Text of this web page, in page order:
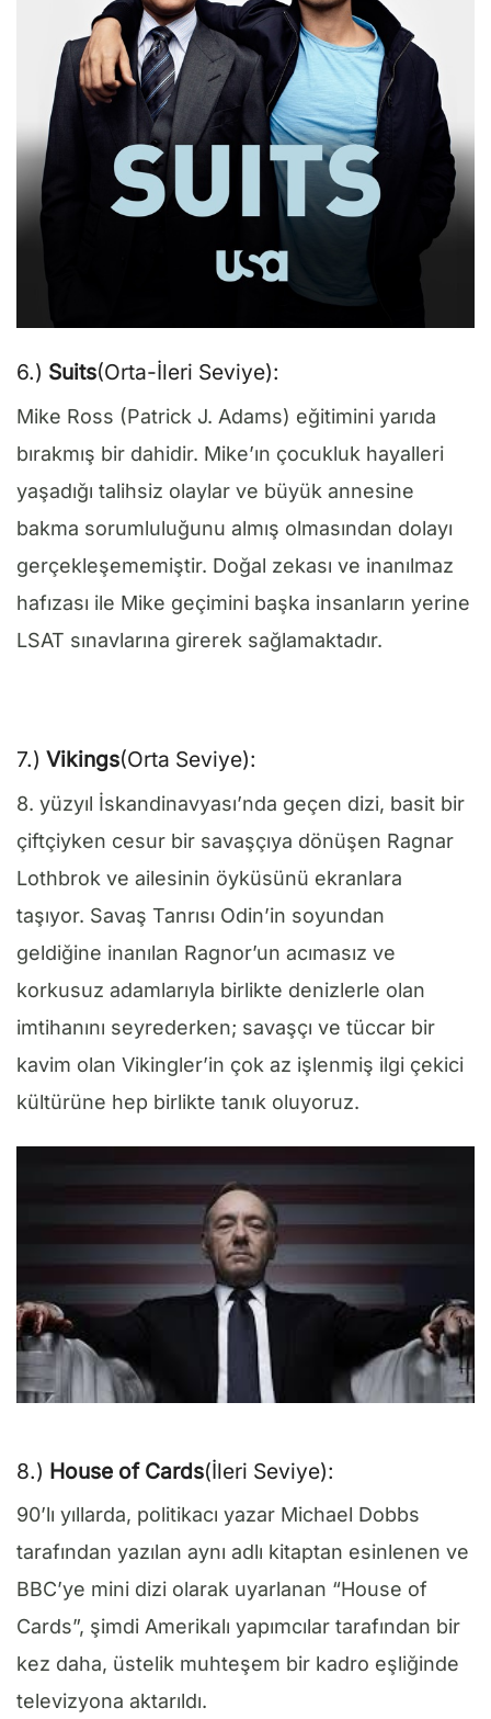
6.) Suits(Orta-İleri Seviye):
Mike Ross (Patrick J. Adams) eğitimini yarıda
bırakmış bir dahidir. Mike’ın çocukluk hayalleri
yaşadığı talihsiz olaylar ve büyük annesine
bakma sorumluluğunu almış olmasından dolayı
gerçekleşememiştir. Doğal zekası ve inanılmaz
hafızası ile Mike geçimini başka insanların yerine
LSAT sınavlarına girerek sağlamaktadır.
7.) Vikings(Orta Seviye):
8. yüzyıl İskandinavyası’nda geçen dizi, basit bir
çiftçiyken cesur bir savaşçıya dönüşen Ragnar
Lothbrok ve ailesinin öyküsünü ekranlara
taşıyor. Savaş Tanrısı Odin’in soyundan
geldiğine inanılan Ragnor’un acımasız ve
korkusuz adamlarıyla birlikte denizlerle olan
imtihanını seyrederken; savaşçı ve tüccar bir
kavim olan Vikingler’in çok az işlenmiş ilgi çekici
kültürüne hep birlikte tanık oluyoruz.
8.) House of Cards(İleri Seviye):
90’lı yıllarda, politikacı yazar Michael Dobbs
tarafından yazılan aynı adlı kitaptan esinlenen ve
BBC’ye mini dizi olarak uyarlanan “House of
Cards”, şimdi Amerikalı yapımcılar tarafından bir
kez daha, üstelik muhteşem bir kadro eşliğinde
televizyona aktarıldı.